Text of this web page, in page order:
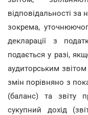
відповідальності
зокрема,
декларації з
подається у разі,
аудиторським звітом
змін порівняно з
(баланс) та звіту
сукупний дохід